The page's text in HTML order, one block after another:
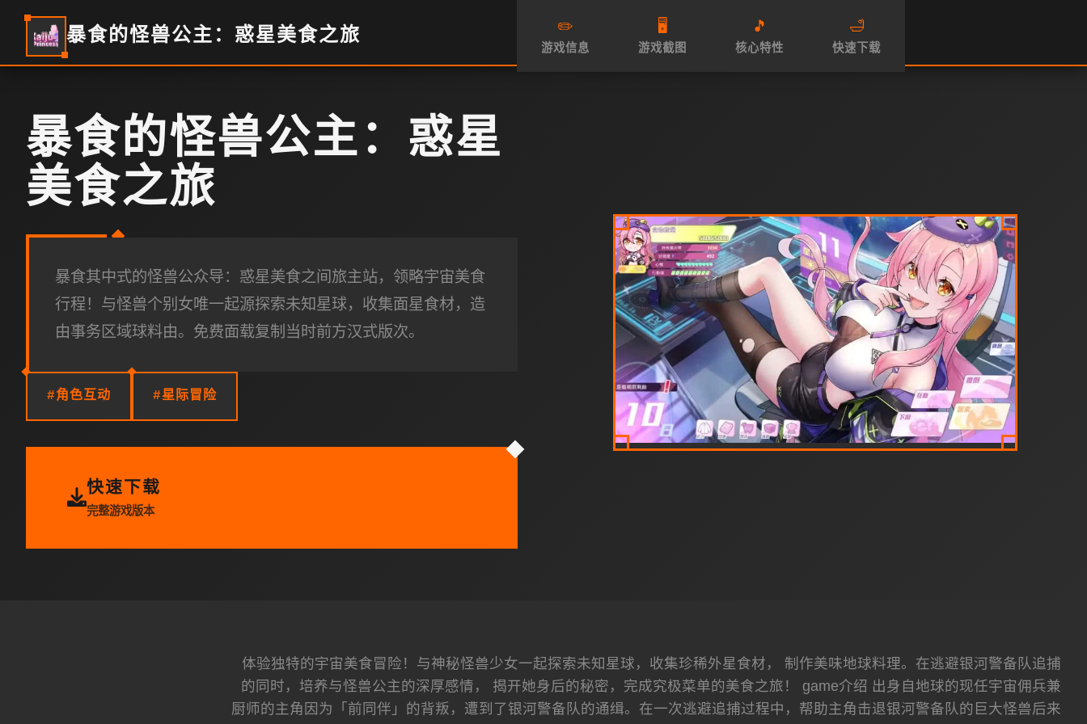
暴食的怪兽公主：惑星美食之旅 ✏️
游戏信息
🖥️
游戏截图
🎵
核心特性
🛁
快速下载
暴食的怪兽公主：惑星
美食之旅
暴食其中式的怪兽公众导：惑星美食之间旅主站，领略宇宙美食
行程！与怪兽个别女唯一起源探索未知星球，收集面星食材，造
由事务区域球料由。免费面载复制当时前方汉式版次。
#角色互动 #星际冒险
快速下载
完整游戏版本
体验独特的宇宙美食冒险！与神秘怪兽少女一起探索未知星球，收集珍稀外星食材， 制作美味地球料理。在逃避银河警备队追捕
的同时，培养与怪兽公主的深厚感情， 揭开她身后的秘密，完成究极菜单的美食之旅！ game介绍 出身自地球的现任宇宙佣兵兼
厨师的主角因为「前同伴」的背叛，遭到了银河警备队的通缉。在一次逃避追捕过程中，帮助主角击退银河警备队的巨大怪兽后来